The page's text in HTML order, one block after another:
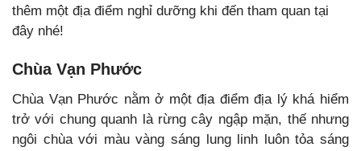
thêm một địa điểm nghỉ dưỡng khi đến tham quan tại
đây nhé!
Chùa Vạn Phước
Chùa Vạn Phước nằm ở một địa điểm địa lý khá hiểm
trở với chung quanh là rừng cây ngập mặn, thế nhưng
ngôi chùa với màu vàng sáng lung linh luôn tỏa sáng